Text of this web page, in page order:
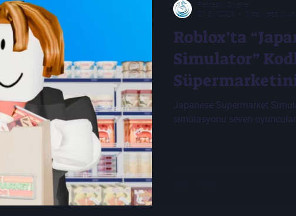
Roblox’ta
Simulator”
Japanese Supermarket
simülasyonu seven
Fantastik Diyarlar
21 Eki 2025
3 dakikada